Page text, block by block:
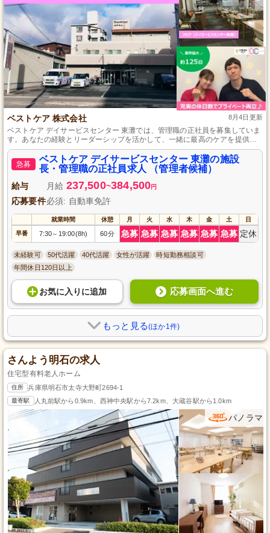
ベストケア 株式会社 8月4日更新
ベストケア デイサービスセンター 東灘では、管理職の正社員を募集していま
す。あなたの経験とリーダーシップを活かして、一緒に最高のケアを提供し
ませんか？充実した職務環境とやりがいのある日々があなたを待っていま
す。資格や経験は問いませんので、ぜひご応募ください。
急募
ベストケア デイサービスセンター 東灘の施設
長・管理職の正社員求人 （管理者候補）
給与 月給 237,500~384,500円
応募要件必須: 自動車免許
就業時間 休憩 月 火 水 木 金 土 日
早番 7:30～ 19:00(8h) 60分 急募 急募 急募 急募 急募 急募 定休
未経験可 50代活躍 40代活躍 女性が活躍
時短勤務相談可
年間休日120日以上
お気に入り に追加 応募画面へ進む
もっと見る(ほか1件)
さんよう明石の求人
住宅型有料老人ホーム
住所 兵庫県明石市太寺大野町2694-1
最寄駅 人丸前駅から0.9km、西神中央駅から7.2km、大蔵谷駅から1.0km
パノラマ